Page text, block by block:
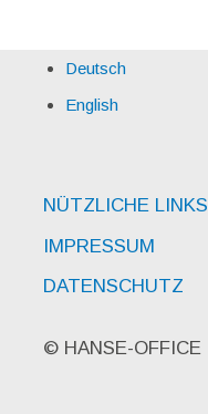
Deutsch
English
NÜTZLICHE LINKS
IMPRESSUM
DATENSCHUTZ
© HANSE-OFFICE